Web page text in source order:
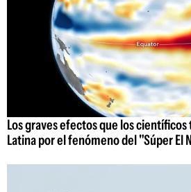
Los graves efectos que los
Latina por el fenómeno del "Súper El